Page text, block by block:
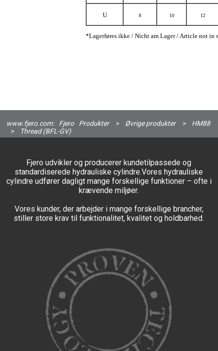
U 8 10 12
*Lagerføres ikke / Nicht am Lager / Article not in
www.fjero.com: Fjero Produkter > Øvrige produkter >
HM88
>
Thread (BFL-GV)
Fjero udvikler og producerer kundetilpassede og
standardiserede hydrauliske cylindre.Vores hydrauliske
cylindre udfører dagligt mange forskellige funktioner – ofte i
krævende miljøer.
Vores kunder, der arbejder i mange forskellige brancher,
stiller store krav til funktionalitet, kvalitet og holdbarhed.